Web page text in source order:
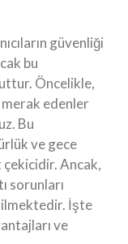
güvenliği
bu
Öncelikle,
edenler
Bu
ve gece
Ancak,
sorunları
İşte
ve